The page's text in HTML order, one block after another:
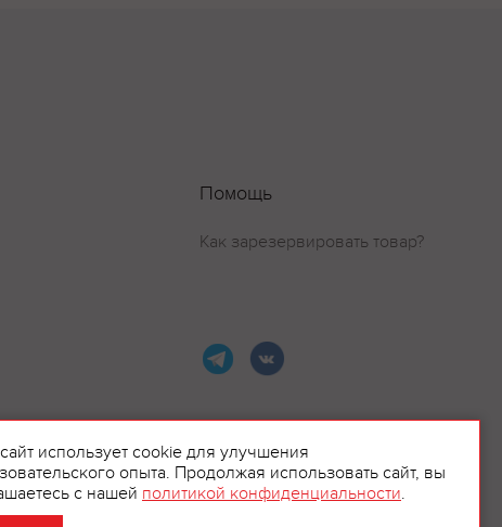
Помощь
Как зарезервировать товар?
использует cookie для улучшения
опыта. Продолжая использовать сайт, вы
с нашей политикой конфиденциальности.